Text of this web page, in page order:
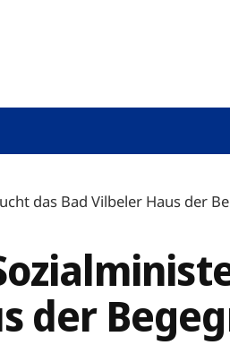
das Bad Vilbeler Haus der
der